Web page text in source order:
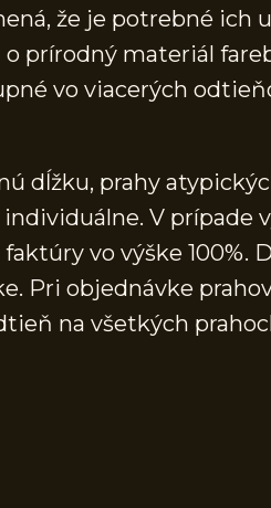
že je potrebné ich
prírodný materiál
vo viacerých
dĺžku, prahy
V prípade
vo výške 100%.
Pri objednávke
na všetkých